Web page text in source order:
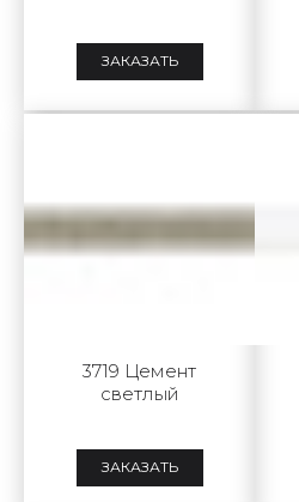
ЗАКАЗАТЬ
3719 Цемент
светлый
ЗАКАЗАТЬ